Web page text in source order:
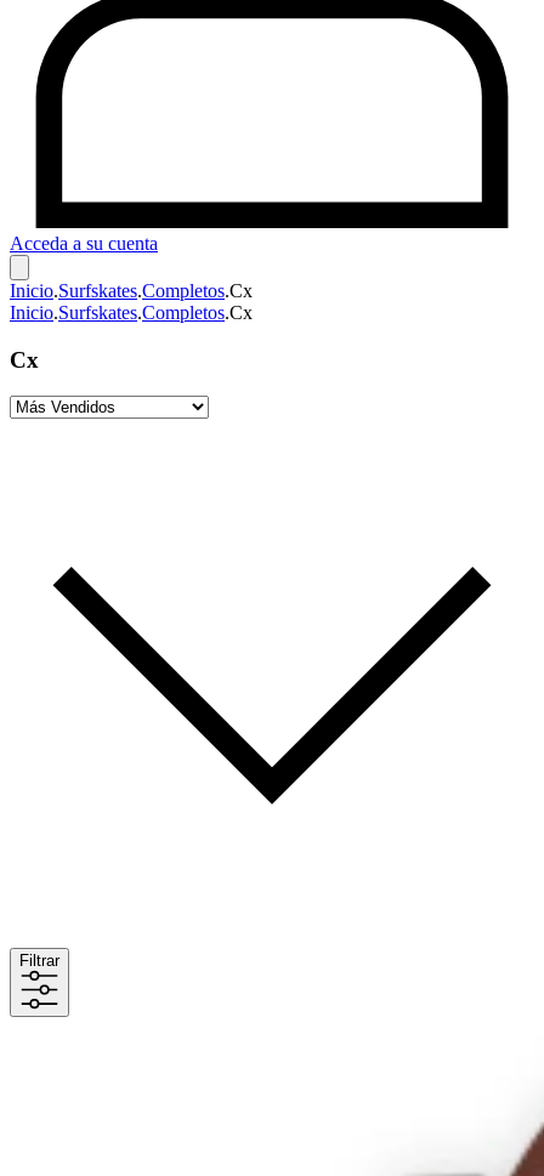
Acceda a su cuenta
Inicio.Surfskates.Completos.Cx
Inicio.Surfskates.Completos.Cx
Cx
Filtrar